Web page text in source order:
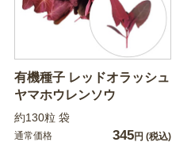
有機種子 レッドオラッシュ
ヤマホウレンソウ
約130粒 袋
通常価格 345円 (税込)